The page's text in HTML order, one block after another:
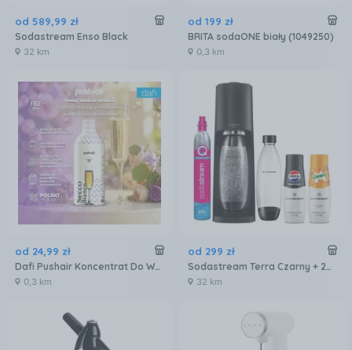
od 589,99 zł
Sodastream Enso Black
32 km
od 199 zł
BRITA sodaONE biały (1049250)
0,3 km
od 24,99 zł
Dafi Pushair Koncentrat Do Wody Secco Bianco Syrop 500 Ml
0,3 km
od 299 zł
Sodastream Terra Czarny + 2X Butelka SodaStream 1l Czarny + 2X Syrop
32 km